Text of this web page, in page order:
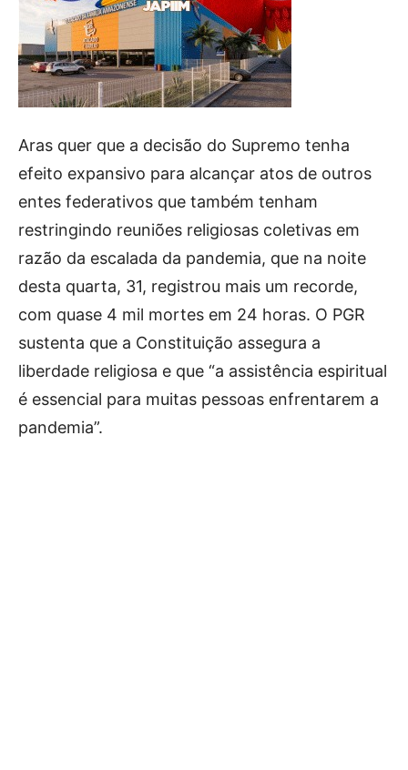
Aras quer que a decisão do Supremo tenha
efeito expansivo para alcançar atos de outros
entes federativos que também tenham
restringindo reuniões religiosas coletivas em
razão da escalada da pandemia, que na noite
desta quarta, 31, registrou mais um recorde,
com quase 4 mil mortes em 24 horas. O PGR
sustenta que a Constituição assegura a
liberdade religiosa e que “a assistência espiritual
é essencial para muitas pessoas enfrentarem a
pandemia”.